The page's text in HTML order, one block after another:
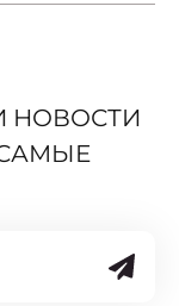
НОВОСТИ